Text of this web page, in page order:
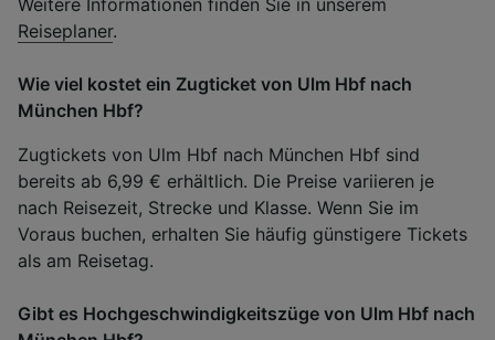
Reiseplaner.
Wie viel kostet ein Zugticket von Ulm Hbf nach
München Hbf?
Zugtickets von Ulm Hbf nach München Hbf sind
bereits ab 6,99 € erhältlich. Die Preise variieren je
nach Reisezeit, Strecke und Klasse. Wenn Sie im
Voraus buchen, erhalten Sie häufig günstigere Tickets
als am Reisetag.
Gibt es Hochgeschwindigkeitszüge von Ulm Hbf nach